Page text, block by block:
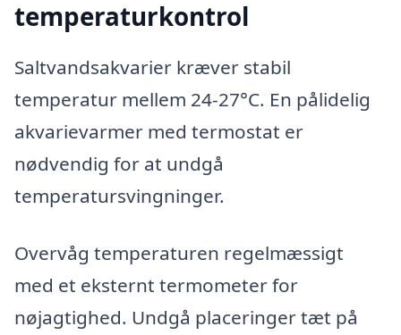
temperaturkontrol
Saltvandsakvarier kræver stabil
temperatur mellem 24-27°C. En pålidelig
akvarievarmer med termostat er
nødvendig for at undgå
temperatursvingninger.
Overvåg temperaturen regelmæssigt
med et eksternt termometer for
nøjagtighed. Undgå placeringer tæt på